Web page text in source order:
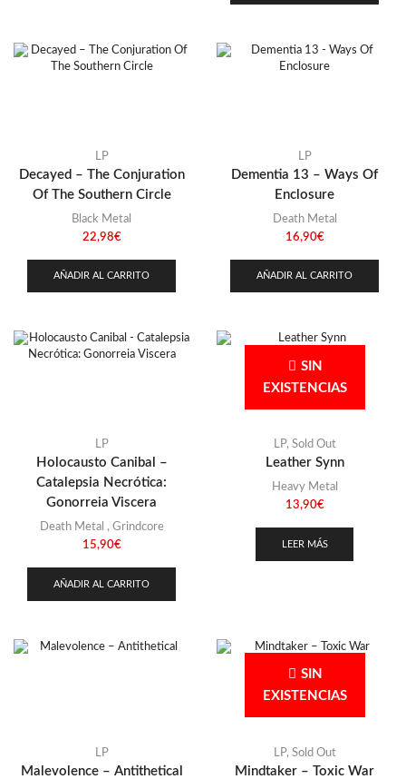
LP
Decayed – The Conjuration
Of The Southern Circle
Black Metal
22,98€
AÑADIR AL CARRITO
LP
Dementia 13 – Ways Of
Enclosure
Death Metal
16,90€
AÑADIR AL CARRITO
LP
Holocausto Canibal –
Catalepsia Necrótica:
Gonorreia Viscera
Death Metal , Grindcore
15,90€
AÑADIR AL CARRITO
SIN
EXISTENCIAS
LP, Sold Out
Leather Synn
Heavy Metal
13,90€
LEER MÁS
LP
Malevolence – Antithetical
SIN
EXISTENCIAS
LP, Sold Out
Mindtaker – Toxic War